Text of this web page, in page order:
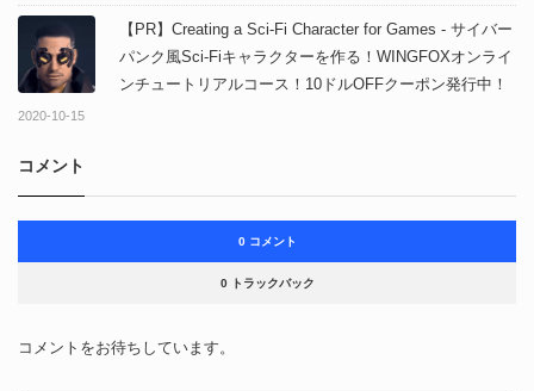
【PR】Creating a Sci-Fi Character for Games - サイバー
パンク風Sci-Fiキャラクターを作る！WINGFOXオンライ
ンチュートリアルコース！10ドルOFFクーポン発行中！
2020-10-15
コメント
0 コメント
0 トラックバック
コメントをお待ちしています。